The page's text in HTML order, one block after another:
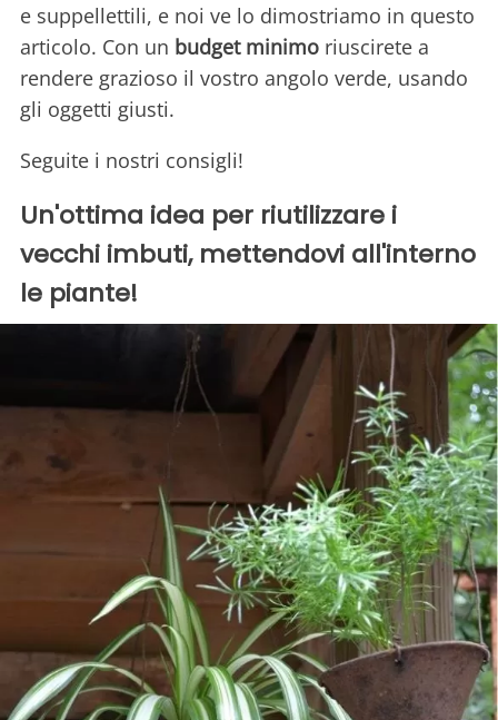
e suppellettili, e noi ve lo dimostriamo in questo
articolo. Con un budget minimo riuscirete a
rendere grazioso il vostro angolo verde, usando
gli oggetti giusti.
Seguite i nostri consigli!
Un'ottima idea per riutilizzare i
vecchi imbuti, mettendovi all'interno
le piante!